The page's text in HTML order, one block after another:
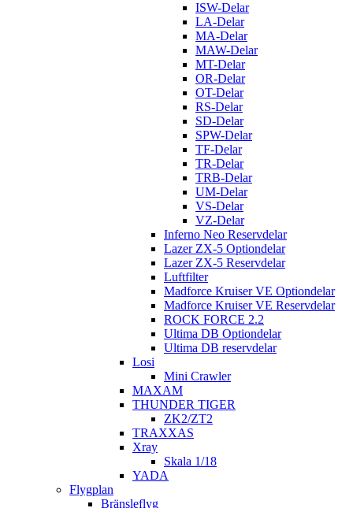
ISW-Delar
LA-Delar
MA-Delar
MAW-Delar
MT-Delar
OR-Delar
OT-Delar
RS-Delar
SD-Delar
SPW-Delar
TF-Delar
TR-Delar
TRB-Delar
UM-Delar
VS-Delar
VZ-Delar
Inferno Neo Reservdelar
Lazer ZX-5 Optiondelar
Lazer ZX-5 Reservdelar
Luftfilter
Madforce Kruiser VE Optiondelar
Madforce Kruiser VE Reservdelar
ROCK FORCE 2.2
Ultima DB Optiondelar
Ultima DB reservdelar
Losi
Mini Crawler
MAXAM
THUNDER TIGER
ZK2/ZT2
TRAXXAS
Xray
Skala 1/18
YADA
Flygplan
Bränsleflyg